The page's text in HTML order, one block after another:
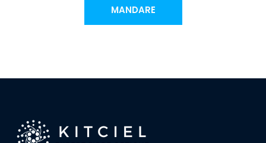
MANDARE